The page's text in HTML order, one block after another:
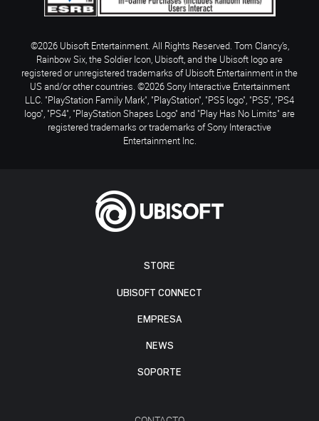
STORE
UBISOFT CONNECT
EMPRESA
NEWS
SOPORTE
©2026 Ubisoft Entertainment. All Rights Reserved. Tom Clancy’s,
Rainbow Six, the Soldier Icon, Ubisoft, and the Ubisoft logo are
registered or unregistered trademarks of Ubisoft Entertainment in the
US and/or other countries. ©2026 Sony Interactive Entertainment
LLC. "PlayStation Family Mark", "PlayStation", "PS5 logo", "PS5", "PS4
logo", "PS4", "PlayStation Shapes Logo" and "Play Has No Limits" are
registered trademarks or trademarks of Sony Interactive
Entertainment Inc.